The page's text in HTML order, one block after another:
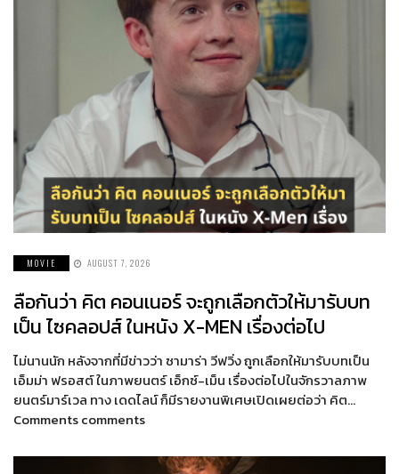
MOVIE AUGUST 7, 2026
ลือกันว่า คิต คอนเนอร์ จะถูกเลือกตัวให้มารับบท
เป็น ไซคลอปส์ ในหนัง X-MEN เรื่องต่อไป
ไม่นานนัก หลังจากที่มีข่าวว่า ซามาร่า วีฟวิ่ง ถูกเลือกให้มารับบทเป็น
เอ็มม่า ฟรอสต์ ในภาพยนตร์ เอ็กซ์-เม็น เรื่องต่อไปในจักรวาลภาพ
ยนตร์มาร์เวล ทาง เดดไลน์ ก็มีรายงานพิเศษเปิดเผยต่อว่า คิต…
Comments comments